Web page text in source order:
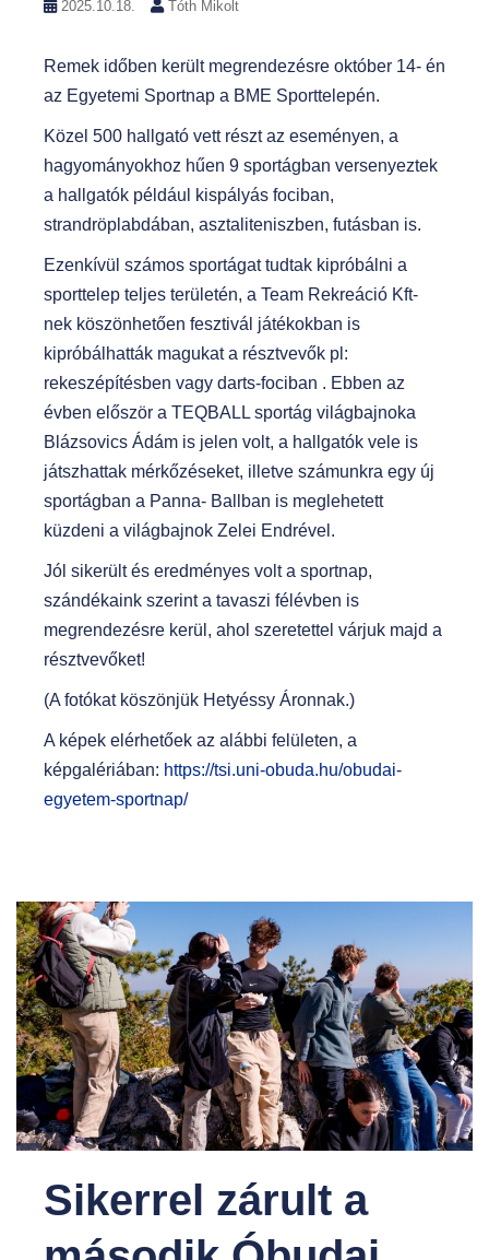
2025.10.18. Tóth Mikolt
Remek időben került megrendezésre október 14- én
az Egyetemi Sportnap a BME Sporttelepén.
Közel 500 hallgató vett részt az eseményen, a
hagyományokhoz hűen 9 sportágban versenyeztek
a hallgatók például kispályás fociban,
strandröplabdában, asztaliteniszben, futásban is.
Ezenkívül számos sportágat tudtak kipróbálni a
sporttelep teljes területén, a Team Rekreáció Kft-
nek köszönhetően fesztivál játékokban is
kipróbálhatták magukat a résztvevők pl:
rekeszépítésben vagy darts-fociban . Ebben az
évben először a TEQBALL sportág világbajnoka
Blázsovics Ádám is jelen volt, a hallgatók vele is
játszhattak mérkőzéseket, illetve számunkra egy új
sportágban a Panna- Ballban is meglehetett
küzdeni a világbajnok Zelei Endrével.
Jól sikerült és eredményes volt a sportnap,
szándékaink szerint a tavaszi félévben is
megrendezésre kerül, ahol szeretettel várjuk majd a
résztvevőket!
(A fotókat köszönjük Hetyéssy Áronnak.)
A képek elérhetőek az alábbi felületen, a
képgalériában: https://tsi.uni-obuda.hu/obudai-
egyetem-sportnap/
Sikerrel zárult a